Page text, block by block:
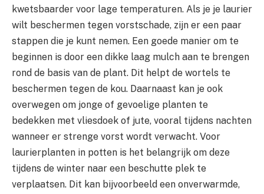
kwetsbaarder voor lage temperaturen. Als je je laurier
wilt beschermen tegen vorstschade, zijn er een paar
stappen die je kunt nemen. Een goede manier om te
beginnen is door een dikke laag mulch aan te brengen
rond de basis van de plant. Dit helpt de wortels te
beschermen tegen de kou. Daarnaast kan je ook
overwegen om jonge of gevoelige planten te
bedekken met vliesdoek of jute, vooral tijdens nachten
wanneer er strenge vorst wordt verwacht. Voor
laurierplanten in potten is het belangrijk om deze
tijdens de winter naar een beschutte plek te
verplaatsen. Dit kan bijvoorbeeld een onverwarmde,